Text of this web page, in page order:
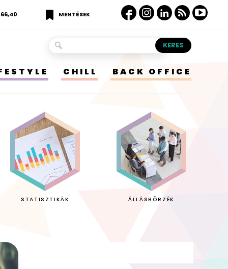
MENTÉSEK
CHILL BACK OFFICE
STATISZTIKÁK ÁLLÁSBÖRZÉK